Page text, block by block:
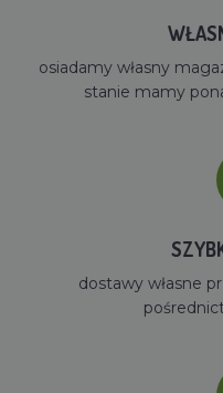
osiadamy własny
stanie mamy
dostawy własne